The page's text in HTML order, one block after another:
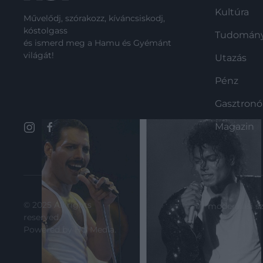
Művelődj, szórakozz, kíváncsiskodj,
kóstolgass
és ismerd meg a Hamu és Gyémánt
világát!
Kultúra
Utazás
Pénz
Magazin
© 2025 All rights
reserved.
Powered by
HG Media.
moderálási